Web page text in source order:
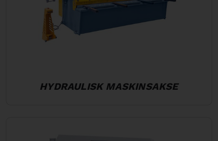
HYDRAULISK MASKINSAKSE